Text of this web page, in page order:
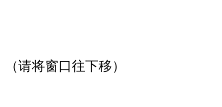
（请将窗口往下移）